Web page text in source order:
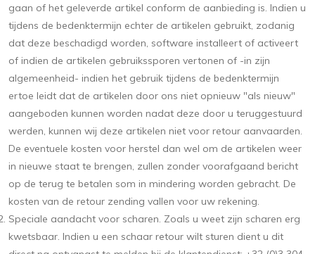
gaan of het geleverde artikel conform de aanbieding is. Indien u
tijdens de bedenktermijn echter de artikelen gebruikt, zodanig
dat deze beschadigd worden, software installeert of activeert
of indien de artikelen gebruikssporen vertonen of -in zijn
algemeenheid- indien het gebruik tijdens de bedenktermijn
ertoe leidt dat de artikelen door ons niet opnieuw "als nieuw"
aangeboden kunnen worden nadat deze door u teruggestuurd
werden, kunnen wij deze artikelen niet voor retour aanvaarden.
De eventuele kosten voor herstel dan wel om de artikelen weer
in nieuwe staat te brengen, zullen zonder voorafgaand bericht
op de terug te betalen som in mindering worden gebracht. De
kosten van de retour zending vallen voor uw rekening.
Speciale aandacht voor scharen. Zoals u weet zijn scharen erg
kwetsbaar. Indien u een schaar retour wilt sturen dient u dit